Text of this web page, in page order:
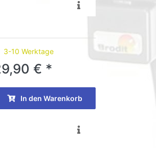
3-10 Werktage
€ *
In den Warenkorb